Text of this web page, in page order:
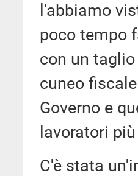
l'abbiamo
poco tempo
con un
cuneo
Governo e
lavoratori
C'è stata